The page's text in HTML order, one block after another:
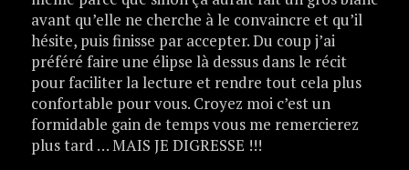
avant qu’elle ne cherche à le convaincre et qu’il
hésite, puis finisse par accepter. Du coup j’ai
préféré faire une élipse là dessus dans le récit
pour faciliter la lecture et rendre tout cela plus
confortable pour vous. Croyez moi c’est un
formidable gain de temps vous me remercierez
plus tard … MAIS JE DIGRESSE !!!